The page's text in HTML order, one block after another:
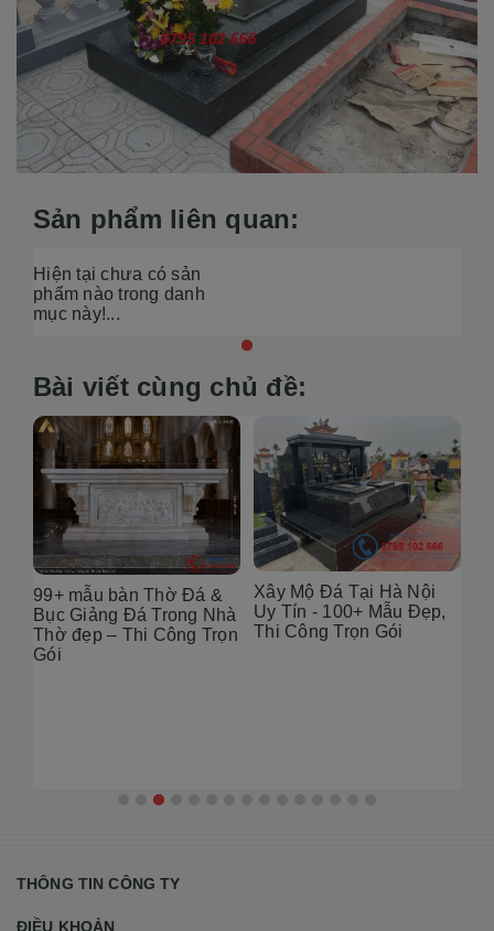
Sản phẩm liên quan:
Hiện tại chưa có sản
phẩm nào trong danh
mục này!...
Bài viết cùng chủ đề:
99+ mẫu bàn Thờ Đá &
Bục Giảng Đá Trong Nhà
Thờ đẹp – Thi Công Trọn
Gói
Xây Mộ Đá Tại Hà Nội
Uy Tín - 100+ Mẫu Đẹp,
Thi Công Trọn Gói
THÔNG TIN CÔNG TY
ĐIỀU KHOẢN